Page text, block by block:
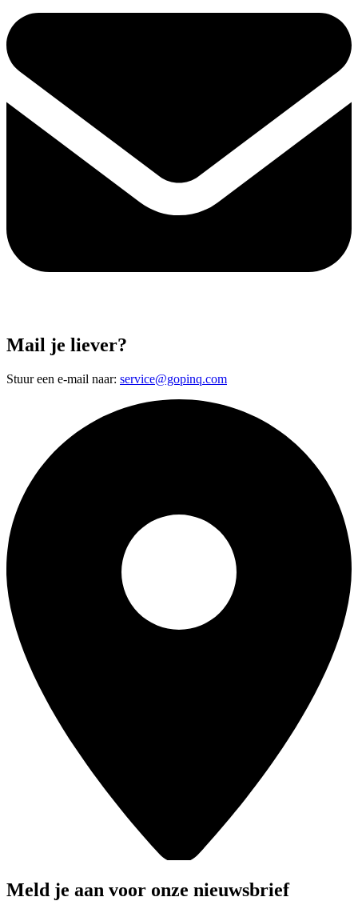
Mail je liever?
Stuur een e-mail naar: service@gopinq.com
Meld je aan voor onze nieuwsbrief